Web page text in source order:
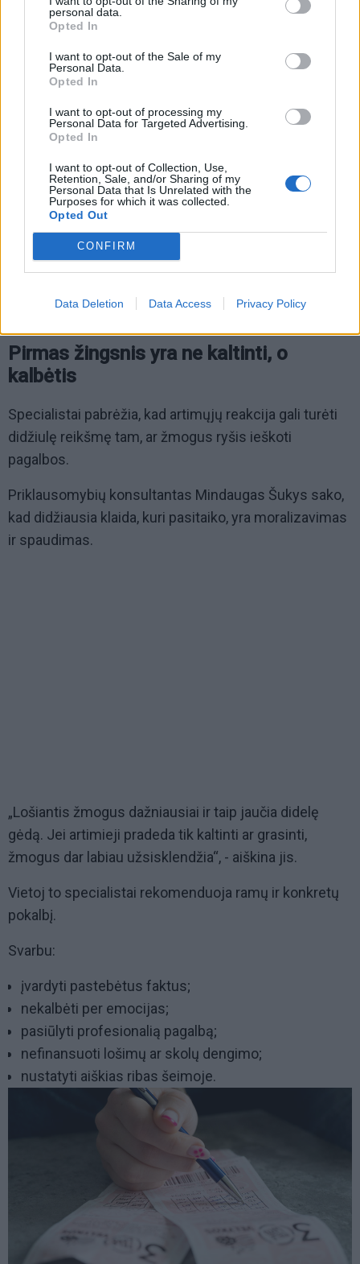
personal data.
Opted In
I want to opt-out of the Sale of my
Personal Data.
Opted In
I want to opt-out of processing my
Personal Data for Targeted Advertising.
Opted In
I want to opt-out of Collection, Use,
Retention, Sale, and/or Sharing of my
Personal Data that Is Unrelated with the
Purposes for which it was collected.
Opted Out
CONFIRM
Data Deletion Data Access Privacy Policy
Pasak jos, svarbiausia buvo nepradėti slėpti
problemos.
priklausomybė tik gilėja“, - įsitikinusi klaipėdietė.
Pirmas žingsnis yra ne kaltinti, o
kalbėtis
Specialistai pabrėžia, kad artimųjų reakcija gali turėti
didžiulę reikšmę tam, ar žmogus ryšis ieškoti
pagalbos.
Priklausomybių konsultantas Mindaugas Šukys sako,
kad didžiausia klaida, kuri pasitaiko, yra moralizavimas
ir spaudimas.
„Lošiantis žmogus dažniausiai ir taip jaučia didelę
gėdą. Jei artimieji pradeda tik kaltinti ar grasinti,
žmogus dar labiau užsisklendžia“, - aiškina jis.
Vietoj to specialistai rekomenduoja ramų ir konkretų
pokalbį.
Svarbu:
įvardyti pastebėtus faktus;
nekalbėti per emocijas;
pasiūlyti profesionalią pagalbą;
nefinansuoti lošimų ar skolų dengimo;
nustatyti aiškias ribas šeimoje.